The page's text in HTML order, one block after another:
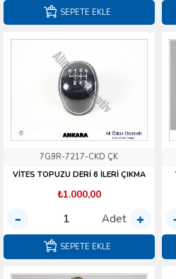
SEPETE EKLE
7G9R-7217-CKD ÇK
VİTES TOPUZU DERİ 6 İLERİ ÇIKMA
₺1.000,00
Adet
SEPETE EKLE